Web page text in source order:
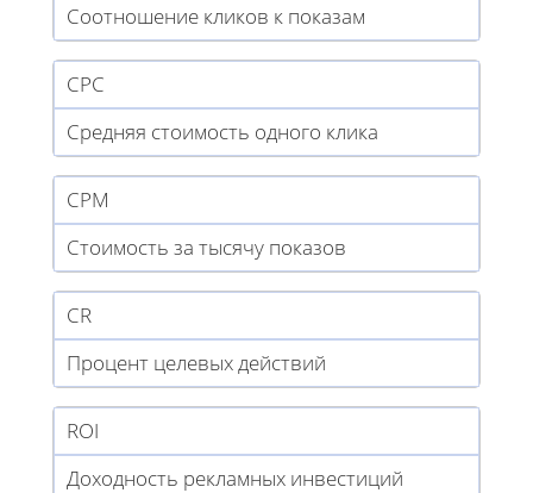
Соотношение кликов к показам
CPC
Средняя стоимость одного клика
CPM
Стоимость за тысячу показов
CR
Процент целевых действий
ROI
Доходность рекламных инвестиций